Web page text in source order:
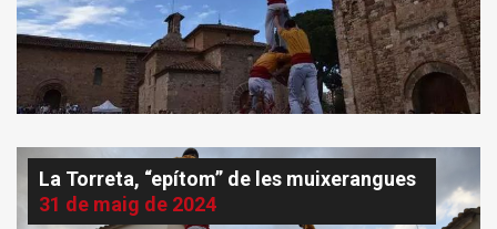
La Torreta, “epítom” de les muixerangues
31 de maig de 2024